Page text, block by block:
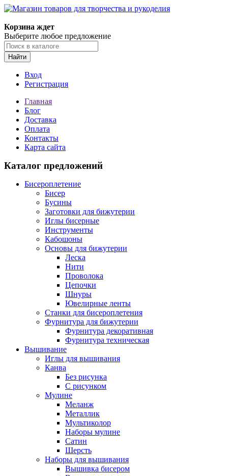
Корзина ждет
Выберите любое предложение
Найти
Вход
Регистрация
Главная
Блог
Доставка
Оплата
Контакты
Карта сайта
Каталог предложений
Бисероплетение
Бисер
Бусины
Заготовки для бижутерии
Иглы бисерные
Инструменты
Кабошоны
Основы для бижутерии
Леска
Нити
Проволока
Цепочки
Шнуры
Ювелирные ленты
Станки для бисероплетения
Фурнитура для бижутерии
Фурнитура декоративная
Фурнитура техническая
Вышивание
Иглы для вышивания
Канва
Без рисунка
С рисунком
Мулине
Меланж
Металлик
Мультиколор
Наборы мулине
Сатин
Шерсть
Наборы для вышивания
Вышивка бисером